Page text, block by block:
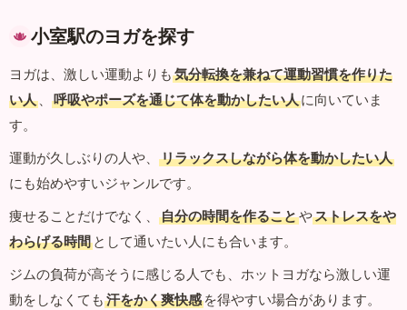
小室駅のヨガを探す
ヨガは、激しい運動よりも 気分転換を兼ねて運動習慣を作りた
い人 、 呼吸やポーズを通じて体を動かしたい人に向いていま
す。
運動が久しぶりの人や、
リラックスしながら体を動かしたい人
にも始めやすいジャンルです。
痩せることだけでなく、
自分の時間を作ることやストレスをや
わらげる時間 として通いたい人にも合います。
ジムの負荷が高そうに感じる人でも、ホットヨガなら激しい運
動をしなくても 汗をかく爽快感 を得やすい場合があります。